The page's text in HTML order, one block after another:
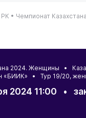
• Чемпионат
2024. Женщины •
«БИИК» • Тур 19/20,
2024 11:00 •